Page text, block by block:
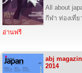
All about
กีฬา ท่องเที่
อ่านฟรี
abj
2014